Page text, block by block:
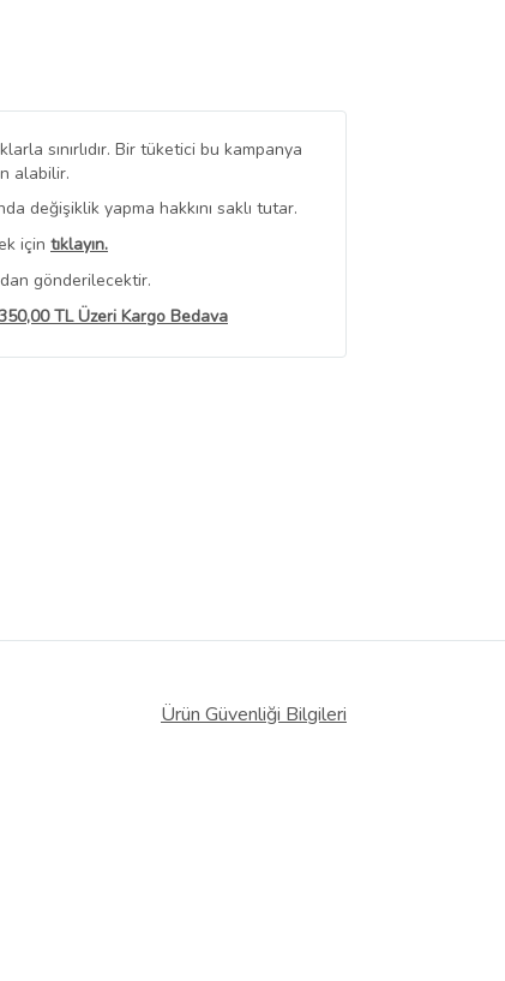
sınırlıdır. Bir tüketici bu kampanya
alabilir.
değişiklik yapma hakkını saklı tutar.
için tıklayın.
gönderilecektir.
TL Üzeri Kargo Bedava
Ürün Güvenliği Bilgileri